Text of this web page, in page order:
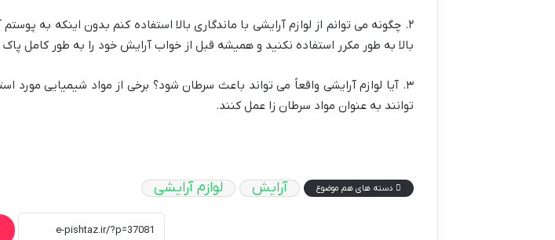
۲. چگونه می توانم از لوازم آرایشی با ماندگاری بالا استفاده کنم بدون اینکه
بالا به طور مکرر استفاده نکنید و همیشه قبل از خواب آرایش خود را به طور کامل پاک
۳. آیا لوازم آرایشی واقعاً می تواند باعث سرطان شود؟ برخی از مواد شیمیایی مورد
توانند به عنوان مواد سرطان زا عمل کنند.
دسته های هم موضوع آرایش لوازم آرایشی